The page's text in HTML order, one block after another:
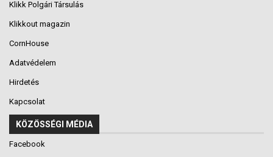
Klikk Polgári Társulás
Klikkout magazin
CornHouse
Adatvédelem
Hirdetés
Kapcsolat
KÖZÖSSÉGI MÉDIA
Facebook